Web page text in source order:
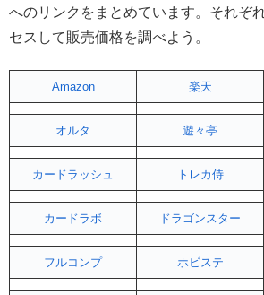
へのリンクをまとめています。それぞ
セスして販売価格を調べよう。
Amazon 楽天
オルタ 遊々亭
カードラッシュ トレカ侍
カードラボ ドラゴンスター
フルコンプ ホビステ